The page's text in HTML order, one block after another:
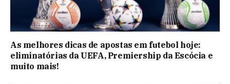
As melhores dicas de apostas em futebol hoje:
eliminatórias da UEFA, Premiership da Escócia e
muito mais!